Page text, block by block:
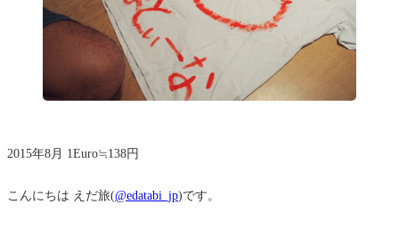
2015年8月 1Euro≒138円
こんにちは えだ旅(@edatabi_jp)です。